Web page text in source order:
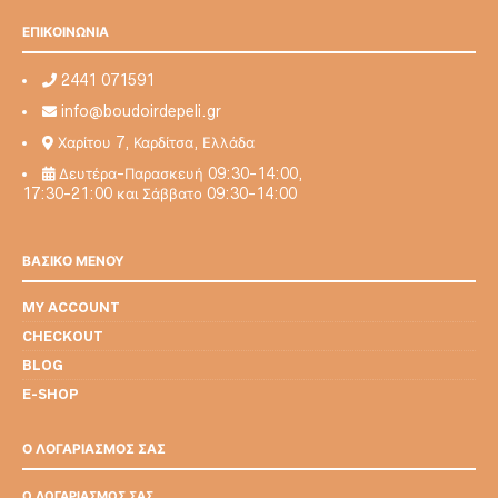
του
ΕΠΙΚΟΙΝΩΝΙΑ
2441 071591
info@boudoirdepeli.gr
Χαρίτου 7, Καρδίτσα, Ελλάδα
Δευτέρα-Παρασκευή 09:30-14:00,
17:30-21:00 και Σάββατο 09:30-14:00
ΒΑΣΙΚΟ ΜΕΝΟΥ
MY ACCOUNT
CHECKOUT
BLOG
E-SHOP
Ο ΛΟΓΑΡΙΑΣΜΟΣ ΣΑΣ